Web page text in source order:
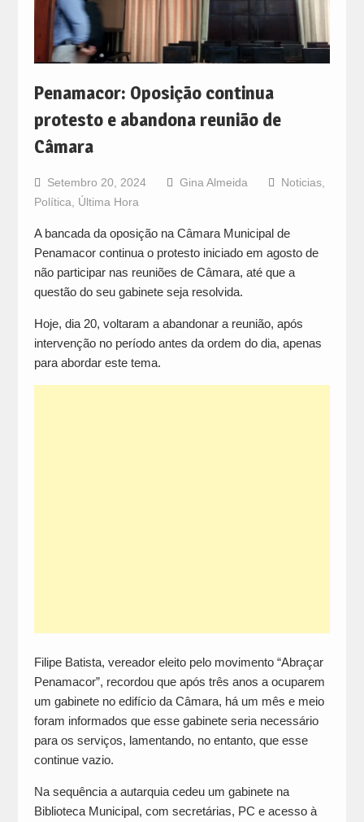
Penamacor: Oposição continua
protesto e abandona reunião de
Câmara
Setembro 20, 2024 Gina Almeida Noticias,
Política
Última Hora
A bancada da oposição na Câmara Municipal de
Penamacor continua o protesto iniciado em agosto de
não participar nas reuniões de Câmara, até que a
questão do seu gabinete seja resolvida.
Hoje, dia 20, voltaram a abandonar a reunião, após
intervenção no período antes da ordem do dia, apenas
para abordar este tema.
Filipe Batista, vereador eleito pelo movimento “Abraçar
Penamacor”, recordou que após três anos a ocuparem
um gabinete no edifício da Câmara, há um mês e meio
foram informados que esse gabinete seria necessário
para os serviços, lamentando, no entanto, que esse
continue vazio.
Na sequência a autarquia cedeu um gabinete na
Biblioteca Municipal, com secretárias, PC e acesso à